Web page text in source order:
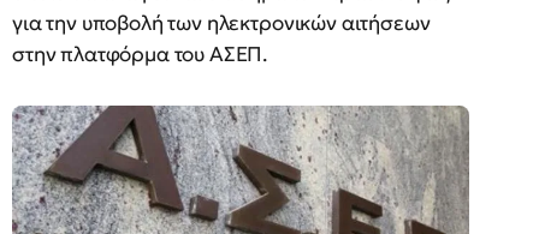
για την υποβολή των ηλεκτρονικών αιτήσεων
στην πλατφόρμα του ΑΣΕΠ.